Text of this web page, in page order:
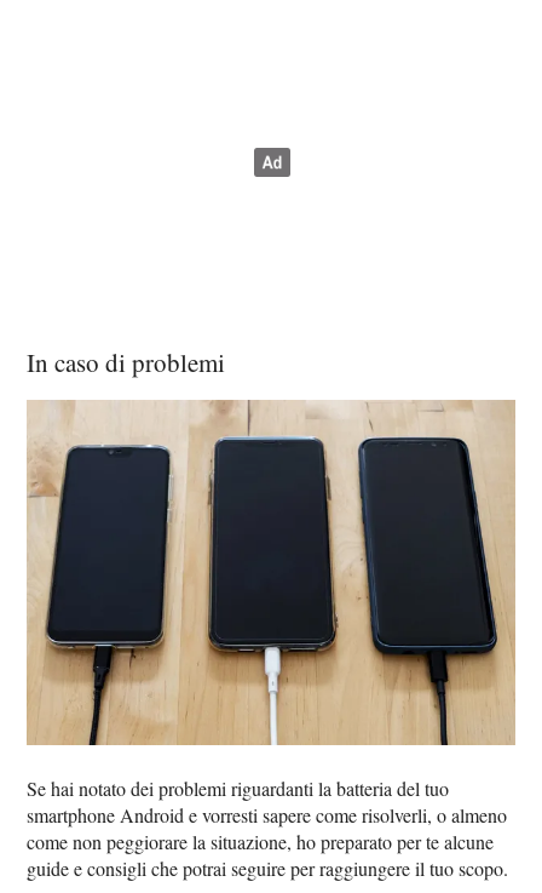
In caso di problemi
Se hai notato dei problemi riguardanti la batteria del tuo
smartphone Android e vorresti sapere come risolverli, o almeno
come non peggiorare la situazione, ho preparato per te alcune
guide e consigli che potrai seguire per raggiungere il tuo scopo.